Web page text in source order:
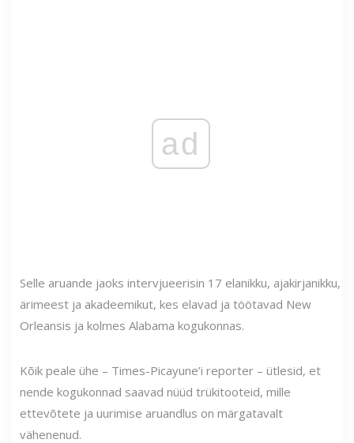
ad
Selle aruande jaoks intervjueerisin 17 elanikku, ajakirjanikku,
ärimeest ja akadeemikut, kes elavad ja töötavad New
Orleansis ja kolmes Alabama kogukonnas.
Kõik peale ühe – Times-Picayune’i reporter – ütlesid, et
nende kogukonnad saavad nüüd trükitooteid, mille
ettevõtete ja uurimise aruandlus on märgatavalt
vähenenud.